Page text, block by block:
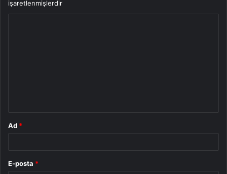
işaretlenmişlerdir
Ad *
E-posta *